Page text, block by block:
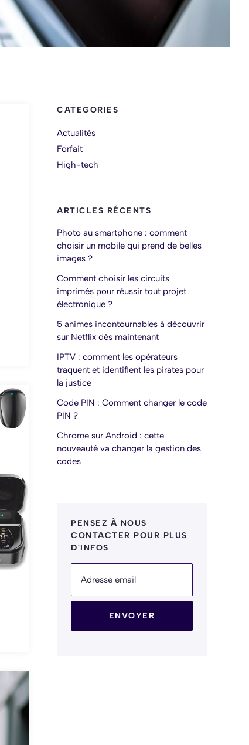
CATEGORIES
Actualités
Forfait
High-tech
ARTICLES RÉCENTS
Photo au smartphone : comment
choisir un mobile qui prend de belles
images ?
Comment choisir les circuits
imprimés pour réussir tout projet
électronique ?
5 animes incontournables à découvrir
sur Netflix dès maintenant
IPTV : comment les opérateurs
traquent et identifient les pirates pour
la justice
Code PIN : Comment changer le code
PIN ?
Chrome sur Android : cette
nouveauté va changer la gestion des
codes
PENSEZ À NOUS
CONTACTER POUR PLUS
D'INFOS
Adresse email
ENVOYER